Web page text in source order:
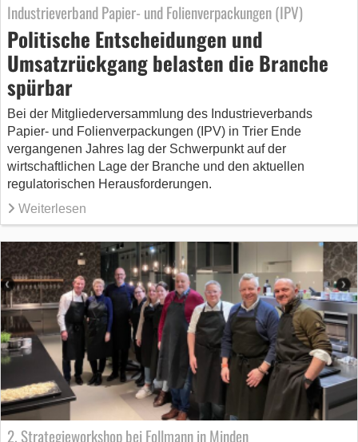
Industrieverband Papier- und Folienverpackungen (IPV)
Politische Entscheidungen und
Umsatzrückgang belasten die Branche
spürbar
Bei der Mitgliederversammlung des Industrieverbands
Papier- und Folienverpackungen (IPV) in Trier Ende
vergangenen Jahres lag der Schwerpunkt auf der
wirtschaftlichen Lage der Branche und den aktuellen
regulatorischen Herausforderungen.
Weiterlesen
2. Strategieworkshop bei Follmann in Minden